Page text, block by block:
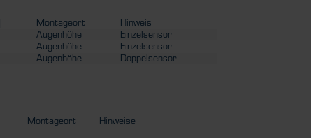
Montageort
Hinweis
Augenhöhe
Einzelsensor
Augenhöhe
Einzelsensor
Augenhöhe
Doppelsensor
Montageort Hinweise